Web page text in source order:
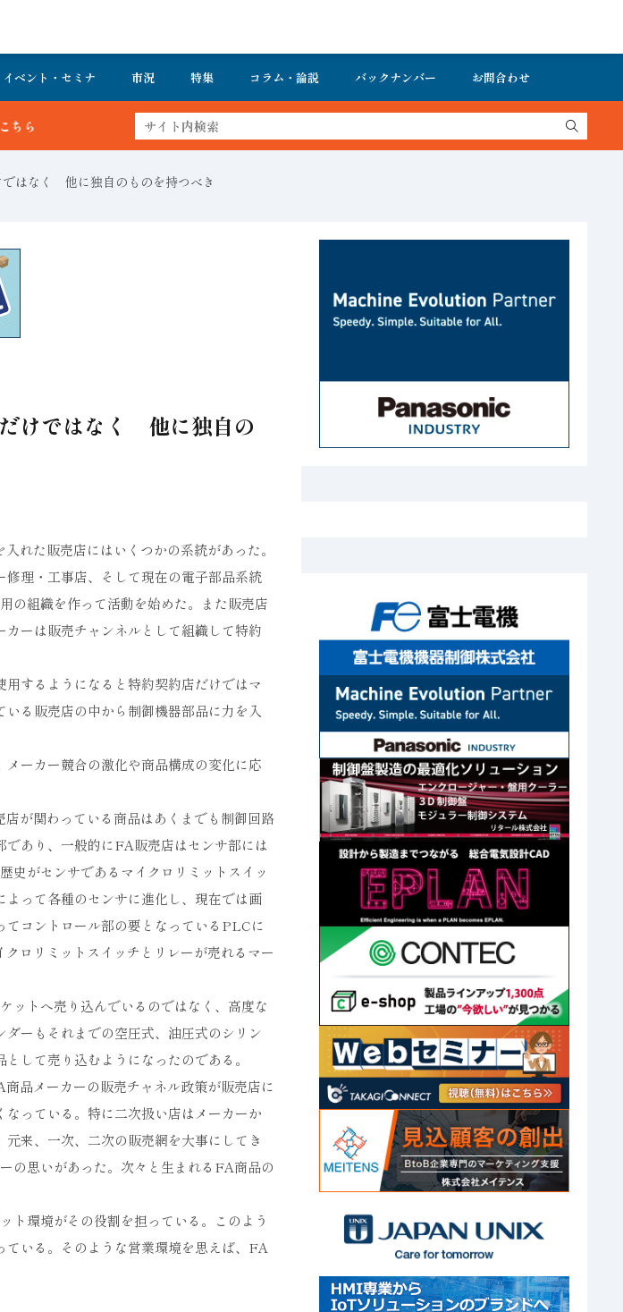
イベント・セミナ 市況 特集 コラム・論説 バックナンバー お問合わせ
はなく 他に独自のものを持つべき
けではなく 他に独自の
れた販売店にはいくつかの系統があった。
理・工事店、そして現在の電子部品系統
の組織を作って活動を始めた。また販売店
ーは販売チャンネルとして組織して特約
するようになると特約契約店だけではマ
る販売店の中から制御機器部品に力を入
ーカー競合の激化や商品構成の変化に応
が関わっている商品はあくまでも制御回路
であり、一般的にFA販売店はセンサ部には
史がセンサであるマイクロリミットスイッ
って各種のセンサに進化し、現在では画
コントロール部の要となっているPLCに
ロリミットスイッチとリレーが売れるマー
ットへ売り込んでいるのではなく、高度な
ーもそれまでの空圧式、油圧式のシリン
して売り込むようになったのである。
品メーカーの販売チャネル政策が販売店に
っている。特に二次扱い店はメーカーか
来、一次、二次の販売網を大事にしてき
の思いがあった。次々と生まれるFA商品の
ト環境がその役割を担っている。このよう
いる。そのような営業環境を思えば、FA